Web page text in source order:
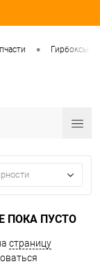
• Гирбоксы
ПОКА ПУСТО
страницу